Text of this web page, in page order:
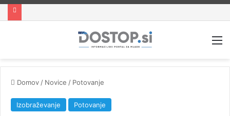
Domov / Novice / Potovanje
Izobraževanje Potovanje